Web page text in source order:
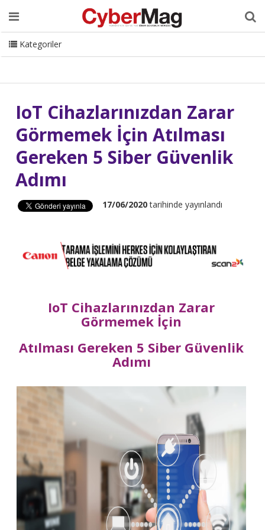
Ana Sayfa Hakkımızda Dergi Editörden
Danışmanlık
ISC Turkey Sizden Gelenler
İletişim
CyberMag Logo
Kategoriler
IoT Cihazlarınızdan Zarar
Görmemek İçin Atılması
Gereken 5 Siber Güvenlik
Adımı
17/06/2020tarihinde yayınlandı
IoT Cihazlarınızdan Zarar
Görmemek İçin
Atılması Gereken 5 Siber Güvenlik
Adımı